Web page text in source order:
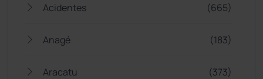
Acidentes (665)
Anagé (183)
Aracatu (373)